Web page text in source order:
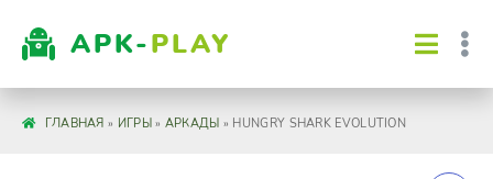
APK-PLAY
ГЛАВНАЯ » ИГРЫ» АРКАДЫ » HUNGRY SHARK EVOLUTION